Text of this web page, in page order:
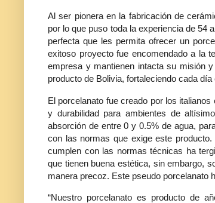
Al ser pionera en la fabricación de
por lo que puso toda la experiencia de 54
perfecta que les permita ofrecer un
exitoso proyecto fue encomendado a la
empresa y mantienen intacta su misión
producto de Bolivia, fortaleciendo cada
El porcelanato fue creado por los
y durabilidad para ambientes de
absorción de entre 0 y 0.5% de agua,
con las normas que exige este
cumplen con las normas técnicas ha
que tienen buena estética, sin embargo,
manera precoz. Este pseudo porcelanato
“Nuestro porcelanato es producto de